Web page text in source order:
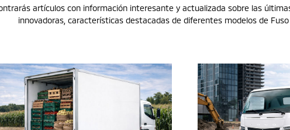
artículos con información interesante y actualizada sobre las
innovadoras, características destacadas de diferentes modelos de